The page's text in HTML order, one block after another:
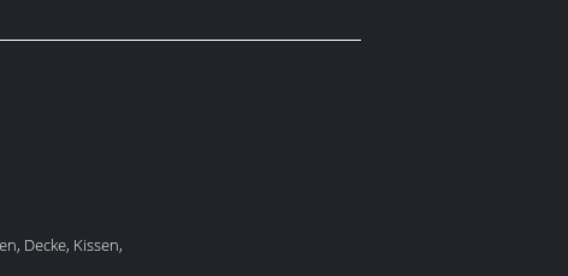
Decke, Kissen,